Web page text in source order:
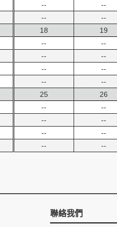
--
--
--
--
18
--
--
--
--
19
--
--
--
--
25
--
--
--
--
26
--
--
--
--
聯絡我們